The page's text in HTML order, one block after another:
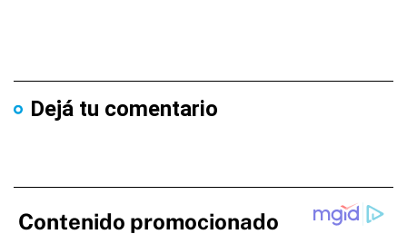
Dejá tu comentario